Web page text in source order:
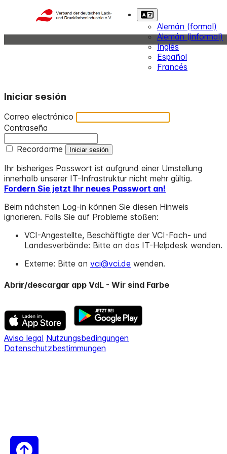
Alemán (formal)
Alemán (informal)
Inglés
Español
Francés
Iniciar sesión
Correo electrónico
Contraseña
Recordarme
Ihr bisheriges Passwort ist aufgrund einer Umstellung
innerhalb unserer IT-Infrastruktur nicht mehr gültig.
Fordern Sie jetzt Ihr neues Passwort an!
Beim nächsten Log-in können Sie diesen Hinweis
ignorieren. Falls Sie auf Probleme stoßen:
VCI-Angestellte, Beschäftigte der VCI-Fach- und
Landesverbände: Bitte an das IT-Helpdesk wenden.
Externe: Bitte an vci@vci.de wenden.
Abrir/descargar app VdL - Wir sind Farbe
Aviso legal Nutzungsbedingungen
Datenschutzbestimmungen